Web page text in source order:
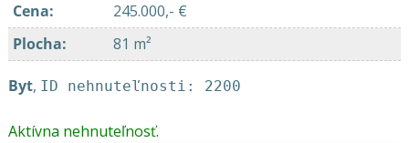
Cena:
245.000,- €
Plocha: 81 m²
Byt, ID nehnuteľnosti: 2200
Aktívna nehnuteľnosť.